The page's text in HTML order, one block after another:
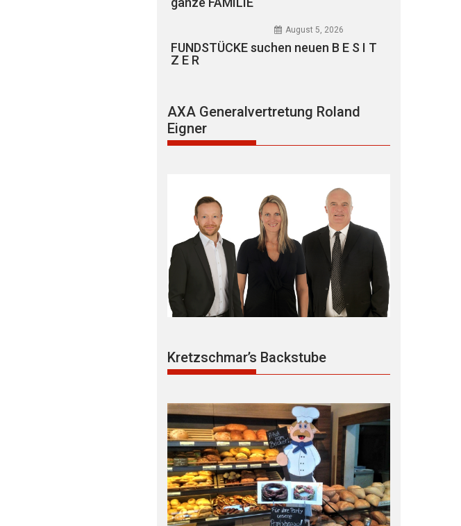
August 5, 2026
FUNDSTÜCKE suchen neuen B E S I T
Z E R
AXA Generalvertretung Roland
Eigner
Kretzschmar’s Backstube